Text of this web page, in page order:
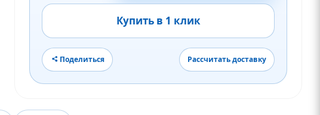
Купить в 1 клик
Поделиться Рассчитать доставку